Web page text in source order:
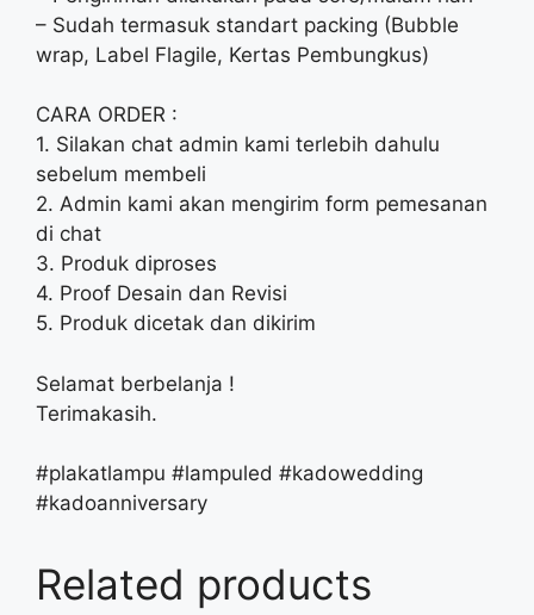
– Sudah termasuk standart packing (Bubble
wrap, Label Flagile, Kertas Pembungkus)
CARA ORDER :
1. Silakan chat admin kami terlebih dahulu
sebelum membeli
2. Admin kami akan mengirim form pemesanan
di chat
3. Produk diproses
4. Proof Desain dan Revisi
5. Produk dicetak dan dikirim
Selamat berbelanja !
Terimakasih.
#plakatlampu #lampuled #kadowedding
#kadoanniversary
Related products